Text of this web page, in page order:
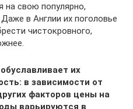
на свою популярно,
в Англии их поголовье
чистокровного,
их
в зависимости от
факторов цены на
варьируются в